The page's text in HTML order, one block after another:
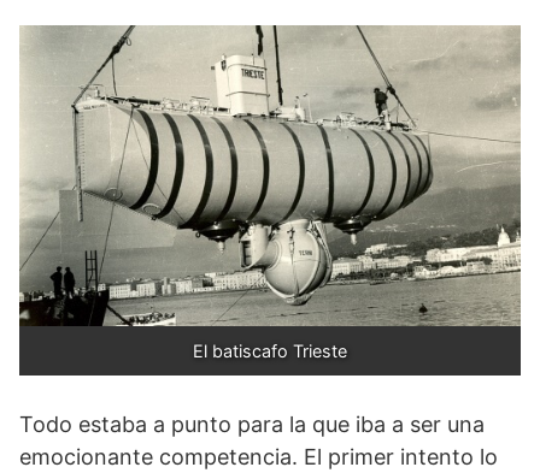
El batiscafo Trieste
Todo estaba a punto para la que iba a ser una
emocionante competencia. El primer intento lo